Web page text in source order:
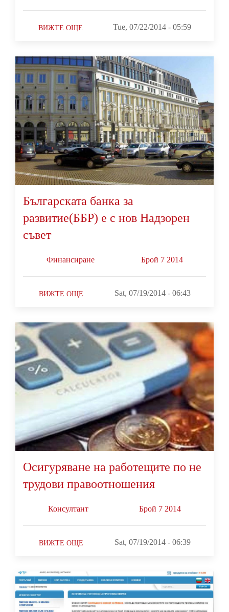
ВИЖТЕ ОЩЕ Tue, 07/22/2014 - 05:59
Българската банка за
развитие(ББР) е с нов Надзорен
съвет
Финансиране Брой 7 2014
ВИЖТЕ ОЩЕ Sat, 07/19/2014 - 06:43
Осигуряване на работещите по не
трудови правоотношения
Консултант Брой 7 2014
ВИЖТЕ ОЩЕ Sat, 07/19/2014 - 06:39